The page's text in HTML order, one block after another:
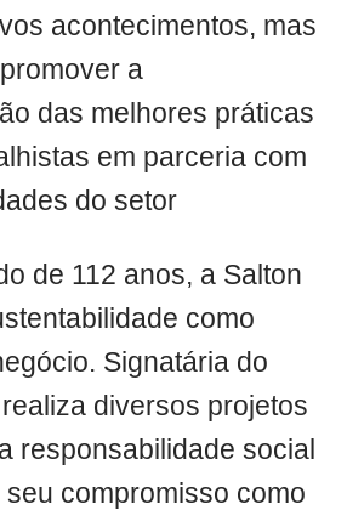
acontecimentos, mas
a
das melhores práticas
em parceria com
do setor
de 112 anos, a Salton
como
Signatária do
diversos projetos
responsabilidade social
compromisso como